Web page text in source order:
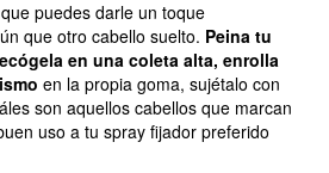
puedes darle un toque
que otro cabello suelto. Peina tu
en una coleta alta, enrolla
en la propia goma, sujétalo con
son aquellos cabellos que marcan
uso a tu spray fijador preferido